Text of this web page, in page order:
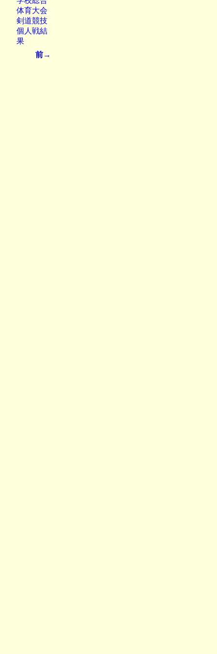
体育大会
剣道競技
個人戦結
果
前→